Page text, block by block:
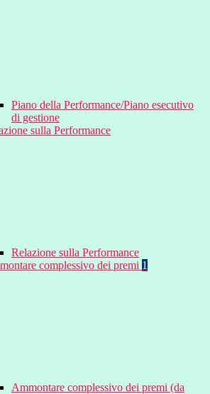
Piano della Performance/Piano esecutivo
di gestione
sulla Performance
Relazione sulla Performance
complessivo dei premi 1
Ammontare complessivo dei premi (da